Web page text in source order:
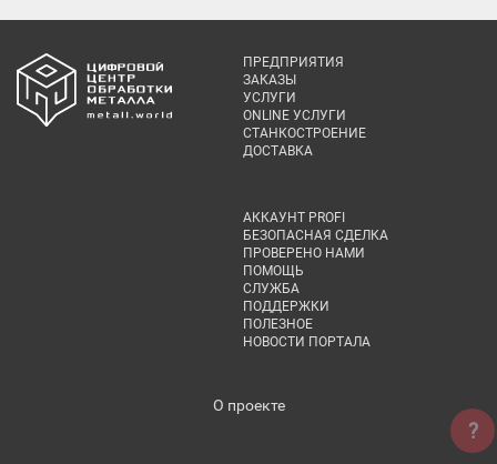
ПРЕДПРИЯТИЯ
ЗАКАЗЫ
УСЛУГИ
ONLINE УСЛУГИ
СТАНКОСТРОЕНИЕ
ДОСТАВКА
АККАУНТ PROFI
БЕЗОПАСНАЯ СДЕЛКА
ПРОВЕРЕНО НАМИ
ПОМОЩЬ
СЛУЖБА
ПОДДЕРЖКИ
ПОЛЕЗНОЕ
НОВОСТИ ПОРТАЛА
О проекте
?